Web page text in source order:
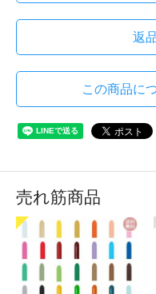
返
この商品に
売れ筋商品